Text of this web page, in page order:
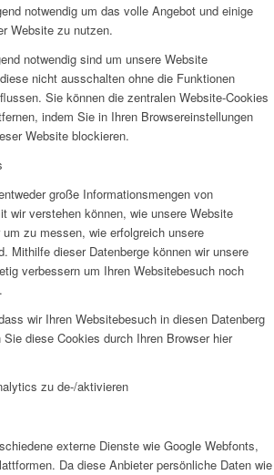
notwendig um das volle Angebot und einige
Website zu nutzen.
notwendig sind um unsere Website
nicht ausschalten ohne die Funktionen
Sie können die zentralen Website-Cookies
indem Sie in Ihren Browsereinstellungen
Website blockieren.
große Informationsmengen von
wir verstehen können, wie unsere Website
zu messen, wie erfolgreich unsere
Mithilfe dieser Datenberge können wir unsere
verbessern um Ihren Websitebesuch noch
wir Ihren Websitebesuch in diesen Datenberg
diese Cookies durch Ihren Browser hier
zu de-/aktivieren
externe Dienste wie Google Webfonts,
Da diese Anbieter persönliche Daten wie